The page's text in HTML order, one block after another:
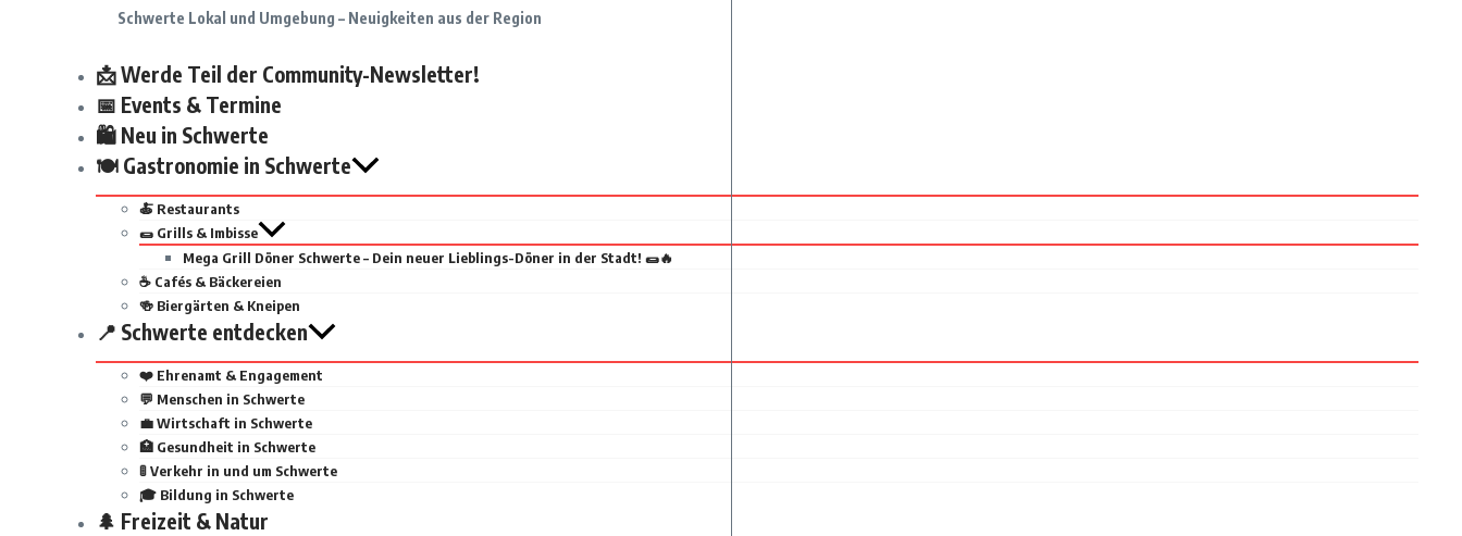
Schwerte Lokal und Umgebung – Neuigkeiten aus der Region
📩 Werde Teil der Community-Newsletter!
📅 Events & Termine
🛍 Neu in Schwerte
🍽 Gastronomie in Schwerte
🍝 Restaurants
🌯 Grills & Imbisse
Mega Grill Döner Schwerte – Dein neuer Lieblings-Döner in der Stadt! 🌯🔥
☕ Cafés & Bäckereien
🍻 Biergärten & Kneipen
📍 Schwerte entdecken
❤️ Ehrenamt & Engagement
💬 Menschen in Schwerte
💼 Wirtschaft in Schwerte
🏥 Gesundheit in Schwerte
🚦 Verkehr in und um Schwerte
🎓 Bildung in Schwerte
🌲 Freizeit & Natur